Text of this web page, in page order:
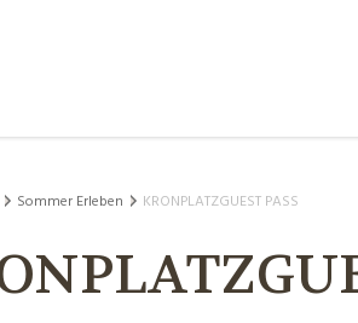
Sommer Erleben KRONPLATZGUEST PASS